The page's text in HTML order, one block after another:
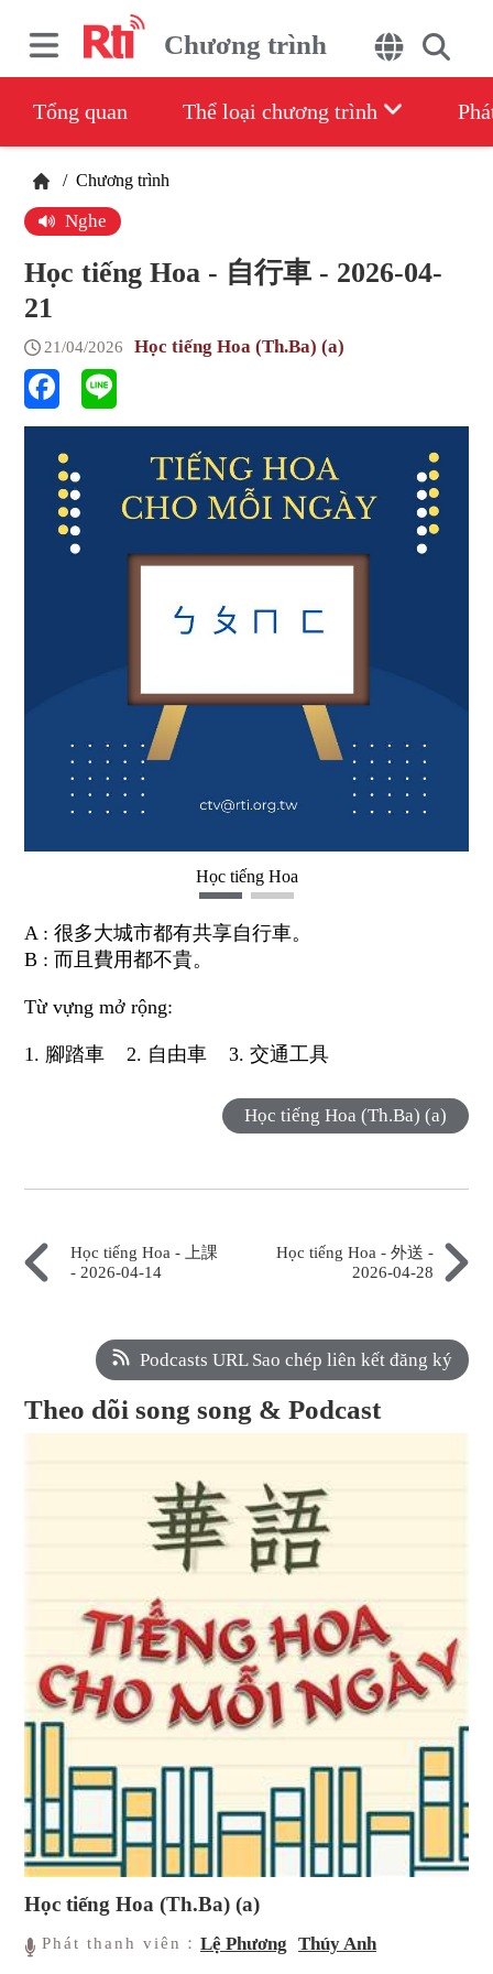
Chương trình
Tổng quan Thể loại chương trình
/ Chương trình
Nghe
Học tiếng Hoa - 自行車 - 2026-04-
21
21/04/2026 Học tiếng Hoa (Th.Ba) (a)
Học tiếng Hoa
A : 很多大城市都有共享自行車。
B : 而且費用都不貴。
Từ vựng mở rộng:
1. 腳踏車 2. 自由車 3. 交通工具
Học tiếng Hoa (Th.Ba) (a)
Học tiếng Hoa - 上課
- 2026-04-14
Học tiếng Hoa - 外送 -
2026-04-28
Podcasts URL Sao chép liên kết đăng ký
Theo dõi song song & Podcast
Học tiếng Hoa (Th.Ba) (a)
Phát thanh viên：Lệ Phương Thúy Anh